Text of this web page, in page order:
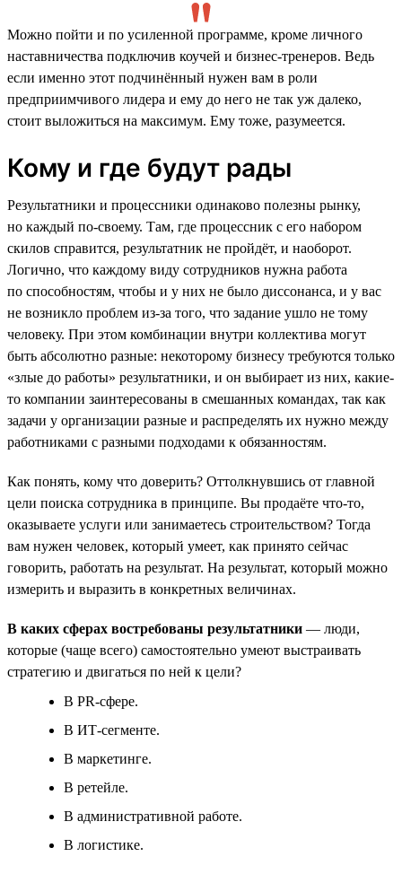
Можно пойти и по усиленной программе, кроме личного
наставничества подключив коучей и бизнес-тренеров. Ведь
если именно этот подчинённый нужен вам в роли
предприимчивого лидера и ему до него не так уж далеко,
стоит выложиться на максимум. Ему тоже, разумеется.
Кому и где будут рады
Результатники и процессники одинаково полезны рынку,
но каждый по-своему. Там, где процессник с его набором
скилов справится, результатник не пройдёт, и наоборот.
Логично, что каждому виду сотрудников нужна работа
по способностям, чтобы и у них не было диссонанса, и у вас
не возникло проблем из-за того, что задание ушло не тому
человеку. При этом комбинации внутри коллектива могут
быть абсолютно разные: некоторому бизнесу требуются только
«злые до работы» результатники, и он выбирает из них, какие-
то компании заинтересованы в смешанных командах, так как
задачи у организации разные и распределять их нужно между
работниками с разными подходами к обязанностям.
Как понять, кому что доверить? Оттолкнувшись от главной
цели поиска сотрудника в принципе. Вы продаёте что-то,
оказываете услуги или занимаетесь строительством? Тогда
вам нужен человек, который умеет, как принято сейчас
говорить, работать на результат. На результат, который можно
измерить и выразить в конкретных величинах.
В каких сферах востребованы результатники — люди,
которые (чаще всего) самостоятельно умеют выстраивать
стратегию и двигаться по ней к цели?
В PR-сфере.
В ИТ-сегменте.
В маркетинге.
В ретейле.
В административной работе.
В логистике.